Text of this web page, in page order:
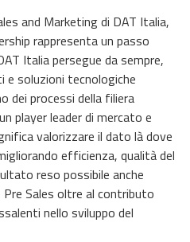
and Marketing di DAT Italia,
rappresenta un passo
Italia persegue da sempre,
soluzioni tecnologiche
dei processi della filiera
player leader di mercato e
valorizzare il dato là dove
efficienza, qualità del
reso possibile anche
Sales oltre al contributo
nello sviluppo del